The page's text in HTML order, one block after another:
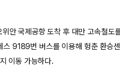
안 국제공항 도착 후 대만 고속철도
9189번 버스를 이용해 헝춘 환승센
이동 가능하다.